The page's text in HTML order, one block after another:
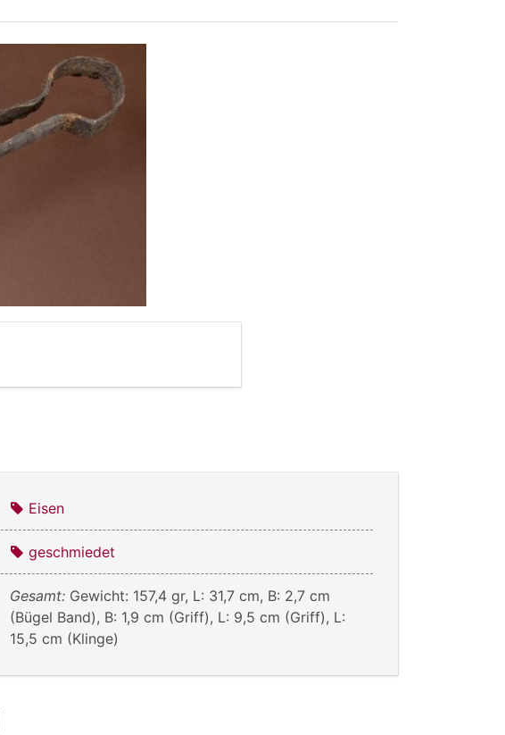
Eisen
geschmiedet
Gesamt: Gewicht: 157,4 gr, L: 31,7 cm, B: 2,7 cm
(Bügel Band), B: 1,9 cm (Griff), L: 9,5 cm (Griff), L:
15,5 cm (Klinge)